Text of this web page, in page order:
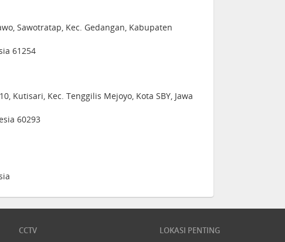
Sawotratap, Kec. Gedangan, Kabupaten
61254
Kutisari, Kec. Tenggilis Mejoyo, Kota SBY, Jawa
60293
CCTV LOKASI PENTING